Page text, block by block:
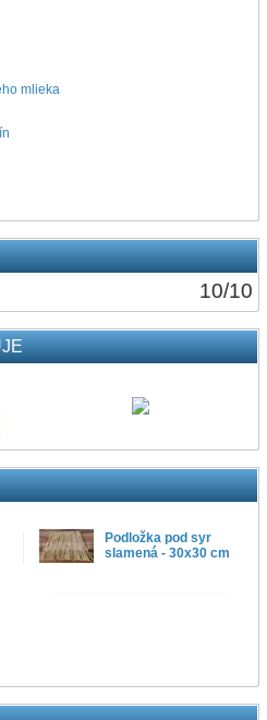
mlieka
10/10
Podložka pod syr
slamená - 30x30 cm